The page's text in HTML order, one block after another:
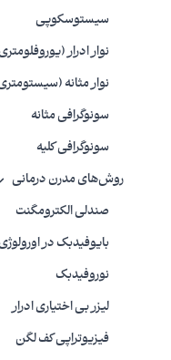
سیستوسکوپی
نوار ادرار
نوار مثانه
سونوگرافی مثانه
سونوگرافی کلیه
روش‌های مدرن درمانی
صندلی الکترومگنت
بایوفیدبک در
نوروفیدبک
لیزر بی‌ اختیاری ادرار
فیزیوتراپی کف لگن
شایع‌ترین نوع عفونت
باکتری‌هایی هستند که
دارند و با ما هم‌ زیسته
شوند. بارداری‌ به خودی
نمی‌شود، بلکه تغییرات
زنان باردار را نسبت به
علائم عفونت‌های
این عفونت‌ها بدون
سوزش و درد ادرارو تکرر
تب و لرز و درد در ناحیه کلیه